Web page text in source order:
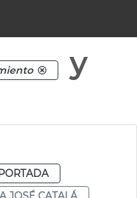
y